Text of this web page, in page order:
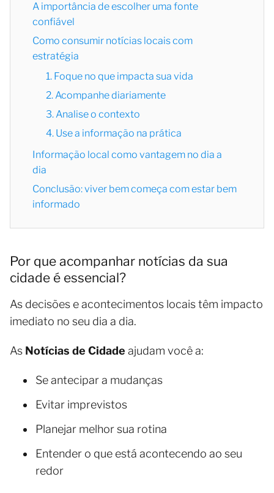
A importância de escolher uma fonte
confiável
Como consumir notícias locais com
estratégia
1. Foque no que impacta sua vida
2. Acompanhe diariamente
3. Analise o contexto
4. Use a informação na prática
Informação local como vantagem no dia a
dia
Conclusão: viver bem começa com estar bem
informado
Por que acompanhar notícias da sua
cidade é essencial?
As decisões e acontecimentos locais têm impacto
imediato no seu dia a dia.
As Notícias de Cidade ajudam você a:
Se antecipar a mudanças
Evitar imprevistos
Planejar melhor sua rotina
Entender o que está acontecendo ao seu
redor